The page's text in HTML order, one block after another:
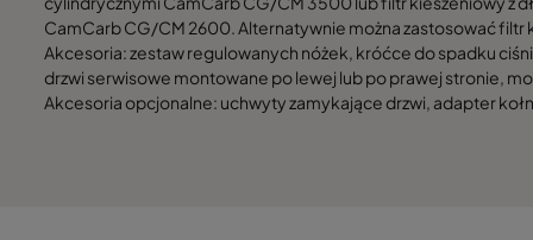
1892 1292
1892 1592
CamCarb CG/CM 2600. Alternatywnie można zastosować filtr
Akcesoria: zestaw regulowanych nóżek, króćce do spadku
drzwi serwisowe montowane po lewej lub po prawej stronie,
Akcesoria opcjonalne: uchwyty zamykające drzwi, adapter